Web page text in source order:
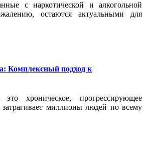
с наркотической и алкогольной
остаются актуальными для
Комплексный подход к
хроническое, прогрессирующее
затрагивает миллионы людей по всему